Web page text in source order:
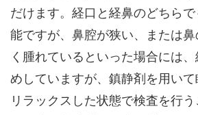
だけます。経口と経鼻のどちら
能ですが、鼻腔が狭い、または
く腫れているといった場合には
めしていますが、鎮静剤を用い
リラックスした状態で検査を行